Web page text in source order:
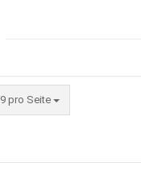
9 pro Seite